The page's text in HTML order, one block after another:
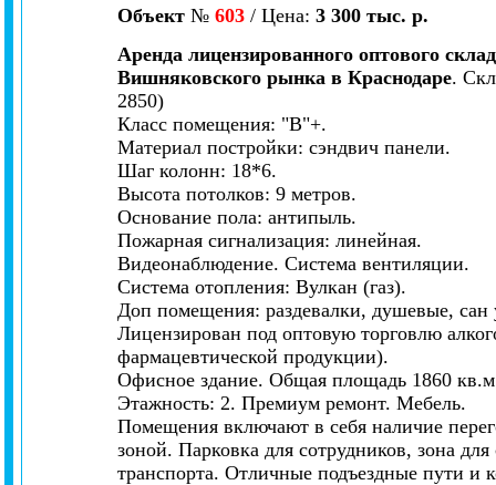
Объект № 603 / Цена: 3 300 тыс. р.
Аренда лицензированного оптового
Вишняковского рынка в Краснодаре.
2850)
Класс помещения: "В"+.
Материал постройки: сэндвич панели.
Шаг колонн: 18*6.
Высота потолков: 9 метров.
Основание пола: антипыль.
Пожарная сигнализация: линейная.
Видеонаблюдение. Система вентиляции.
Система отопления: Вулкан (газ).
Доп помещения: раздевалки, душевые, сан
Лицензирован под оптовую торговлю
фармацевтической продукции).
Офисное здание. Общая площадь 1860
Этажность: 2. Премиум ремонт. Мебель.
Помещения включают в себя наличие
зоной. Парковка для сотрудников, зона
транспорта. Отличные подъездные пути и